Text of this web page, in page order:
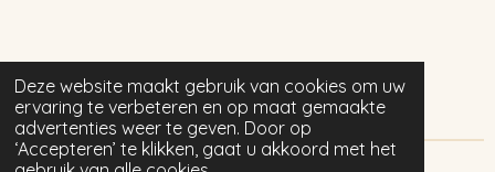
Deze website maakt gebruik van cookies om uw
ervaring te verbeteren en op maat gemaakte
advertenties weer te geven. Door op
‘Accepteren’ te klikken, gaat u akkoord met het